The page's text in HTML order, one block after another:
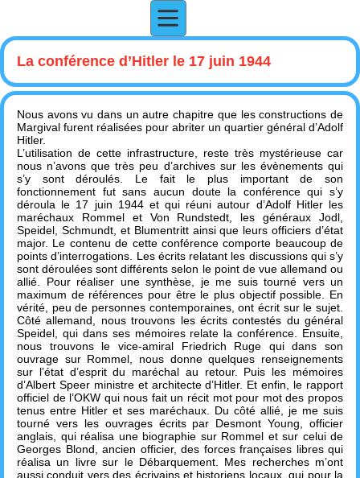
La conférence d’Hitler le 17 juin 1944
Nous avons vu dans un autre chapitre que les constructions de
Margival furent réalisées pour abriter un quartier général d’Adolf
Hitler.
L’utilisation de cette infrastructure, reste très mystérieuse car
nous n’avons que très peu d’archives sur les évènements qui
s’y sont déroulés. Le fait le plus important de son
fonctionnement fut sans aucun doute la conférence qui s’y
déroula le 17 juin 1944 et qui réuni autour d’Adolf Hitler les
maréchaux Rommel et Von Rundstedt, les généraux Jodl,
Speidel, Schmundt, et Blumentritt ainsi que leurs officiers d’état
major. Le contenu de cette conférence comporte beaucoup de
points d’interrogations. Les écrits relatant les discussions qui s’y
sont déroulées sont différents selon le point de vue allemand ou
allié. Pour réaliser une synthèse, je me suis tourné vers un
maximum de références pour être le plus objectif possible. En
vérité, peu de personnes contemporaines, ont écrit sur le sujet.
Côté allemand, nous trouvons les écrits contestés du général
Speidel, qui dans ses mémoires relate la conférence. Ensuite,
nous trouvons le vice-amiral Friedrich Ruge qui dans son
ouvrage sur Rommel, nous donne quelques renseignements
sur l’état d’esprit du maréchal au retour. Puis les mémoires
d’Albert Speer ministre et architecte d’Hitler. Et enfin, le rapport
officiel de l’OKW qui nous fait un récit mot pour mot des propos
tenus entre Hitler et ses maréchaux. Du côté allié, je me suis
tourné vers les ouvrages écrits par Desmont Young, officier
anglais, qui réalisa une biographie sur Rommel et sur celui de
Georges Blond, ancien officier, des forces françaises libres qui
réalisa un livre sur le Débarquement. Mes recherches m’ont
aussi conduit vers des écrivains et historiens locaux, qui pour la